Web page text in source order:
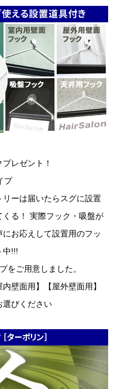
レゼント！
プ
ーは届いたらスグに設置
る！ 実際フック・吸盤が
お応えして設置用のフッ
中!!!
をご用意しました。
壁面用】【屋外壁面用】
選びください